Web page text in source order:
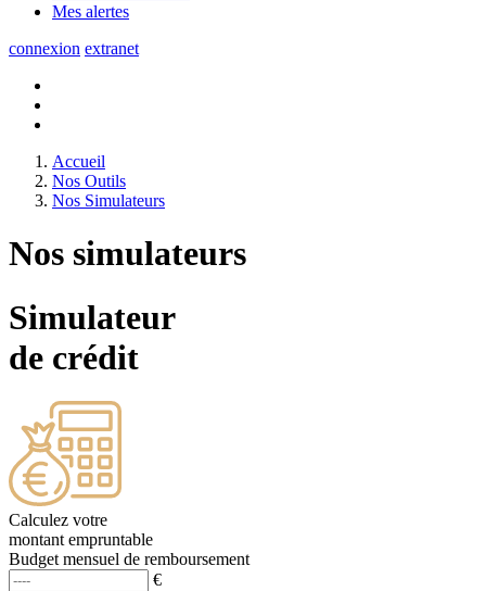
Mes alertes
connexion extranet
Accueil
Nos Outils
Nos Simulateurs
Nos simulateurs
Simulateur
de crédit
Calculez votre
montant empruntable
Budget mensuel de remboursement
€